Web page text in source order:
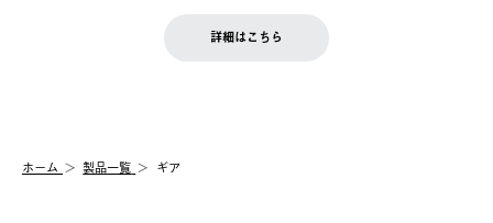
【配送業者】
佐川急便にて配送されます。
お客様都合の返品にかかる送料は、お客様ご負担とさせていただ
一度お手元の商品を返品いただき、ご希望商品を再注文してくだ
LOGOS FAMILY会員の方は、会員マイページ内 購入履歴画面に
詳細はこちら
ホーム 製品一覧 ギア